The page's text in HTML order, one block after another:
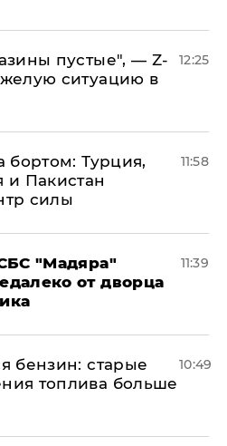
пустые", — Z-
ситуацию в
12:25
бортом: Турция,
и Пакистан
силы
11:58
"Мадяра"
от дворца
11:39
бензин: старые
топлива больше
10:49